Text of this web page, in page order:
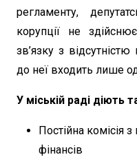
регламенту,
корупції не
зв’язку з
до неї входить лише
У міській раді діють
Постійна комісія
фінансів